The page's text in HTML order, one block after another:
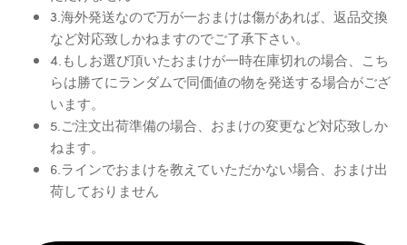
3.海外発送なので万が一おまけは傷があれば、返品交換
など対応致しかねますのでご了承下さい。
4.もしお選び頂いたおまけが一時在庫切れの場合、こち
らは勝てにランダムで同価値の物を発送する場合がござ
います。
5.ご注文出荷準備の場合、おまけの変更など対応致しか
ねます。
6.ラインでおまけを教えていただかない場合、おまけ出
荷しておりません